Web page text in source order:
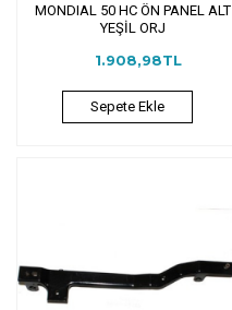
MONDIAL 50 HC ÖN PANEL ALT
YEŞİL ORJ
1.908,98TL
Sepete Ekle